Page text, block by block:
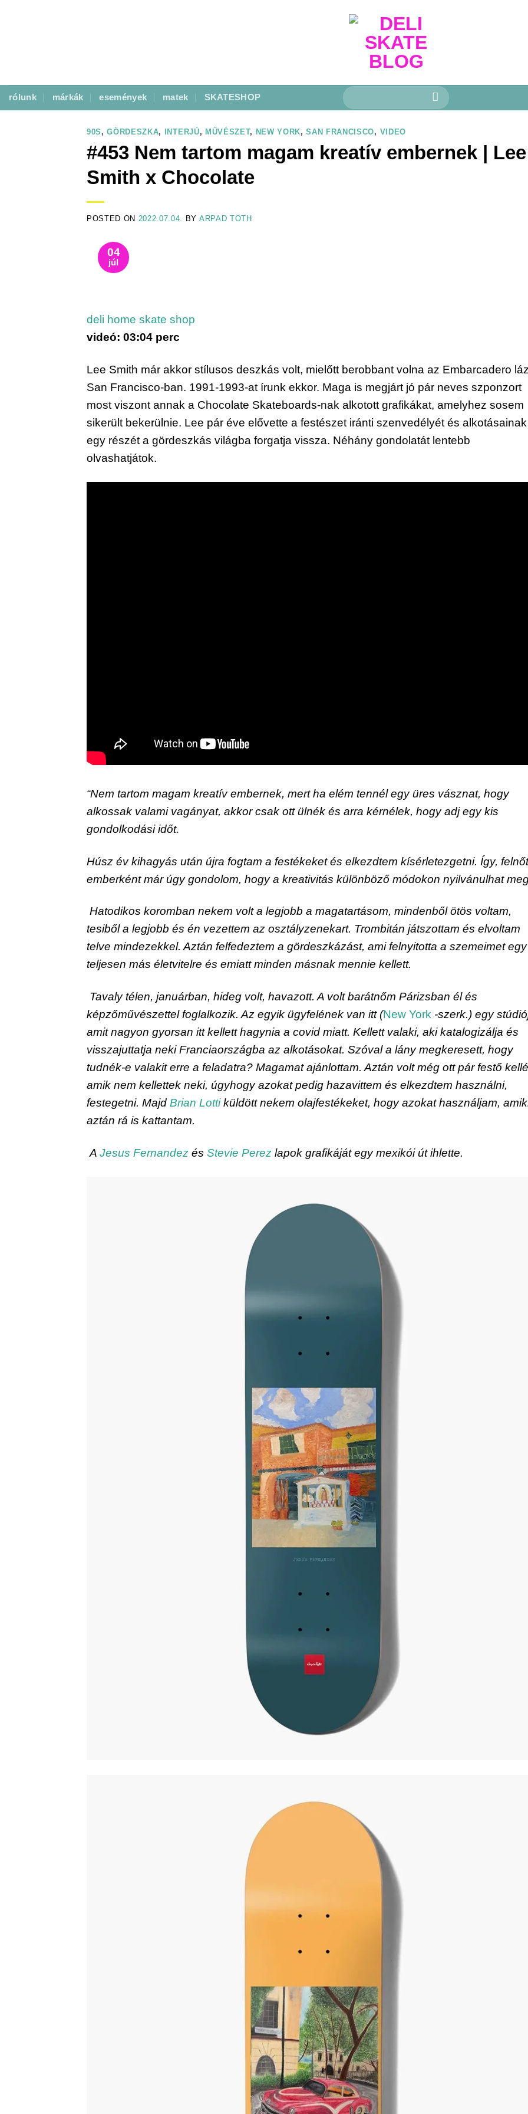
rólunk márkák események matek SKATESHOP
Keresés
a
90S ,GÖRDESZKA, INTERJÚ, MŰVÉSZET, NEW YORK,SAN FRANCISCO, VIDEO
#453 Nem tartom magam kreatív embernek | Lee
Smith x Chocolate
POSTED ON 2022.07.04. BY ARPAD TOTH
04
júl
deli home skate shop
videó: 03:04 perc
Lee Smith már akkor stílusos deszkás volt, mielőtt berobbant volna az Embarcadero
San Francisco-ban. 1991-1993-at írunk ekkor. Maga is megjárt jó pár neves szponzort
most viszont annak a Chocolate Skateboards-nak alkotott grafikákat, amelyhez sosem
sikerült bekerülnie. Lee pár éve elővette a festészet iránti szenvedélyét és alkotásainak
egy részét a gördeszkás világba forgatja vissza. Néhány gondolatát lentebb
olvashatjátok.
“Nem tartom magam kreatív embernek, mert ha elém tennél egy üres vásznat, hogy
alkossak valami vagányat, akkor csak ott ülnék és arra kérnélek, hogy adj egy kis
gondolkodási időt.
Húsz év kihagyás után újra fogtam a festékeket és elkezdtem kísérletezgetni. Így,
emberként már úgy gondolom, hogy a kreativitás különböző módokon nyilvánulhat
Hatodikos koromban nekem volt a legjobb a magatartásom, mindenből ötös voltam,
tesiből a legjobb és én vezettem az osztályzenekart. Trombitán játszottam és elvoltam
telve mindezekkel. Aztán felfedeztem a gördeszkázást, ami felnyitotta a szemeimet egy
teljesen más életvitelre és emiatt minden másnak mennie kellett.
Tavaly télen, januárban, hideg volt, havazott. A volt barátnőm Párizsban él és
képzőművészettel foglalkozik. Az egyik ügyfelének van itt (New York -szerk.) egy
amit nagyon gyorsan itt kellett hagynia a covid miatt. Kellett valaki, aki katalogizálja és
visszajuttatja neki Franciaországba az alkotásokat. Szóval a lány megkeresett, hogy
tudnék-e valakit erre a feladatra? Magamat ajánlottam. Aztán volt még ott pár festő
amik nem kellettek neki, úgyhogy azokat pedig hazavittem és elkezdtem használni,
festegetni. Majd Brian Lotti küldött nekem olajfestékeket, hogy azokat használjam,
aztán rá is kattantam.
A Jesus Fernandez és Stevie Perez lapok grafikáját egy mexikói út ihlette.